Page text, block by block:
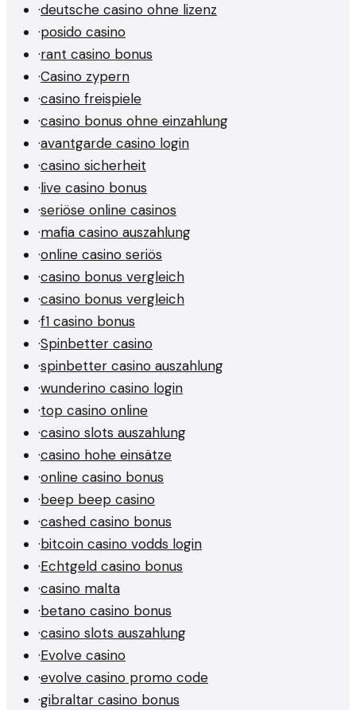
·deutsche casino ohne lizenz
·posido casino
·rant casino bonus
·Casino zypern
·casino freispiele
·casino bonus ohne einzahlung
·avantgarde casino login
·casino sicherheit
·live casino bonus
·seriöse online casinos
·mafia casino auszahlung
·online casino seriös
·casino bonus vergleich
·casino bonus vergleich
·f1 casino bonus
·Spinbetter casino
·spinbetter casino auszahlung
·wunderino casino login
·top casino online
·casino slots auszahlung
·casino hohe einsätze
·online casino bonus
·beep beep casino
·cashed casino bonus
·bitcoin casino vodds login
·Echtgeld casino bonus
·casino malta
·betano casino bonus
·casino slots auszahlung
·Evolve casino
·evolve casino promo code
·gibraltar casino bonus